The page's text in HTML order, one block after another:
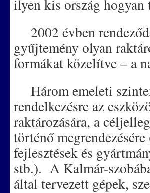
ilyen kis ország
2002 évben
gyűjtemény olyan
formákat közelítve – a
Három emeleti
rendelkezésre az
raktározására, a
történő
fejlesztések és
stb.). A Kalmár-
által tervezett gépek,